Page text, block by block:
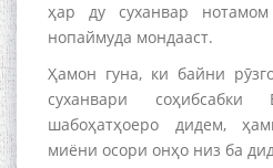
ҳар ду суханвар
нопаймуда мондааст.
Ҳамон гуна, ки байни
суханвари
шабоҳатҳоеро дидем,
миёни осори онҳо низ ба